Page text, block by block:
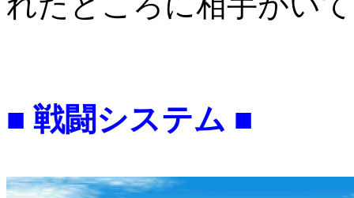
■ 戦闘システム ■